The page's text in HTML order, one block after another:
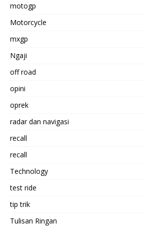
motogp
Motorcycle
mxgp
Ngaji
off road
opini
oprek
radar dan navigasi
recall
recall
Technology
test ride
tip trik
Tulisan Ringan